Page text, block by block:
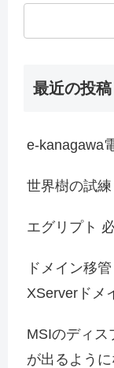
最近の投稿
e-kanagawa
世界樹の試
エグリプト
ドメイン移
XServerドメ
MSIのディス
が出るよう